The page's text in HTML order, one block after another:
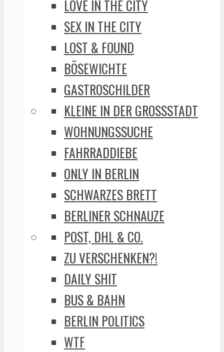
LOVE IN THE CITY
SEX IN THE CITY
LOST & FOUND
BÖSEWICHTE
GASTROSCHILDER
KLEINE IN DER GROSSSTADT
WOHNUNGSSUCHE
FAHRRADDIEBE
ONLY IN BERLIN
SCHWARZES BRETT
BERLINER SCHNAUZE
POST, DHL & CO.
ZU VERSCHENKEN?!
DAILY SHIT
BUS & BAHN
BERLIN POLITICS
WTF